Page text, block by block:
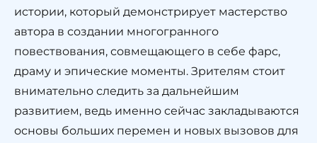
истории, который демонстрирует мастерство
автора в создании многогранного
повествования, совмещающего в себе фарс,
драму и эпические моменты. Зрителям стоит
внимательно следить за дальнейшим
развитием, ведь именно сейчас закладываются
основы больших перемен и новых вызовов для